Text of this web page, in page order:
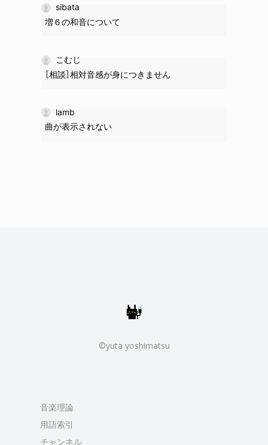
増６の和音について
sibata
［相談］相対音感が身につきません
こむじ
曲が表示されない
lamb
©yuta yoshimatsu
音楽理論
用語索引
チャンネル